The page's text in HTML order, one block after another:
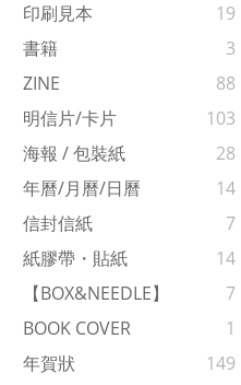
印刷見本
19
書籍
3
ZINE
88
明信片/卡片
103
海報 / 包裝紙
28
年曆/月曆/日曆
14
信封信紙
7
紙膠帶・貼紙
14
【BOX&NEEDLE】
7
BOOK COVER
1
年賀狀
149